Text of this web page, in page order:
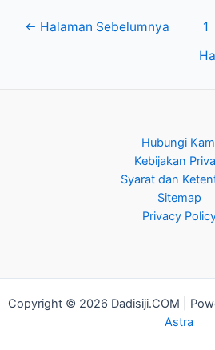
← Halaman Sebelumnya 1
Hubungi
Kebijakan
Syarat dan
Sitemap
Privacy
Copyright © 2026 Dadisiji.COM |
Astra